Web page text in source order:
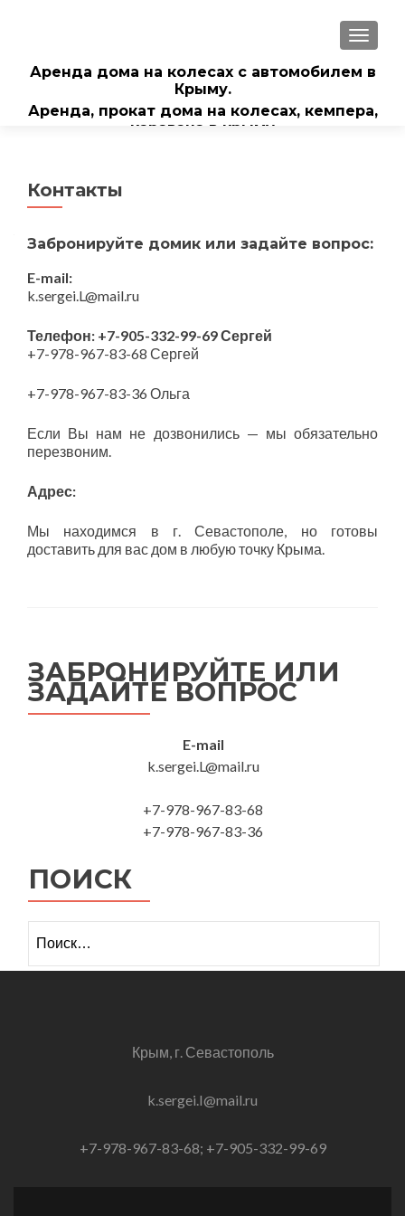
Аренда дома на колесах с автомобилем в
Крыму.
Аренда, прокат дома на колесах, кемпера,
каравана в крыму
Контакты
Забронируйте домик или задайте вопрос:
E-mail:
k.sergei.L@mail.ru
Телефон: +7-905-332-99-69 Сергей
+7-978-967-83-68 Сергей
+7-978-967-83-36 Ольга
Если Вы нам не дозвонились — мы обязательно
перезвоним.
Адрес:
Мы находимся в г. Севастополе, но готовы
доставить для вас дом в любую точку Крыма.
ЗАБРОНИРУЙТЕ ИЛИ
ЗАДАЙТЕ ВОПРОС
E-mail
k.sergei.L@mail.ru
+7-978-967-83-68
+7-978-967-83-36
ПОИСК
Крым, г. Севастополь
k.sergei.I@mail.ru
+7-978-967-83-68; +7-905-332-99-69